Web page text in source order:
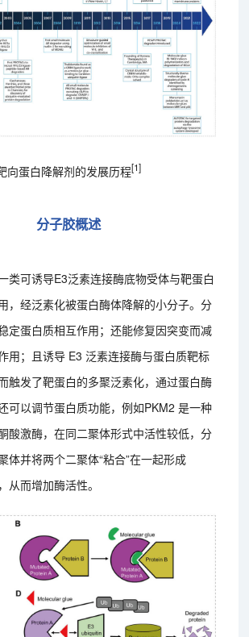
向蛋白降解剂的发展历程[1]
分子胶概述
类可诱导E3泛素连接酶底物受体与靶蛋白
，经泛素化被蛋白酶体降解的小分子。分
定蛋白质相互作用；还能修复因突变而减
用；且诱导 E3 泛素连接酶与蛋白质靶标
触发了靶蛋白的多聚泛素化，通过蛋白酶
可以调节蛋白质功能，例如PKM2 是一种
酸激酶，在同二聚体形式中活性较低，分
体并将两个二聚体“粘合”在一起形成
从而增加酶活性。